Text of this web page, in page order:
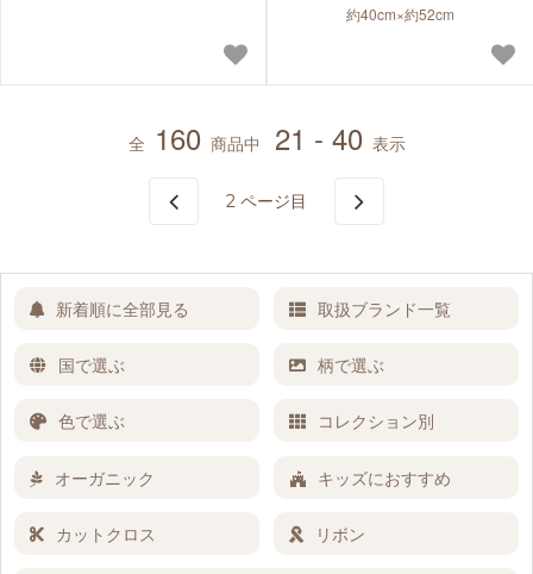
約40cm×約52cm
全 160 商品中 21 - 40 表示
2 ページ目
新着順に全部見る 取扱ブランド一覧
国で選ぶ 柄で選ぶ
色で選ぶ コレクション別
オーガニック キッズにおすすめ
カットクロス リボン